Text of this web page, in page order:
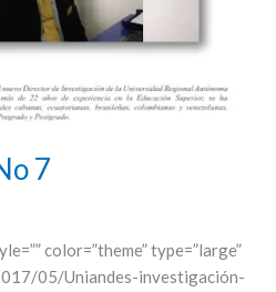
7
color=”theme” type=”large”
05/Uniandes-investigación-